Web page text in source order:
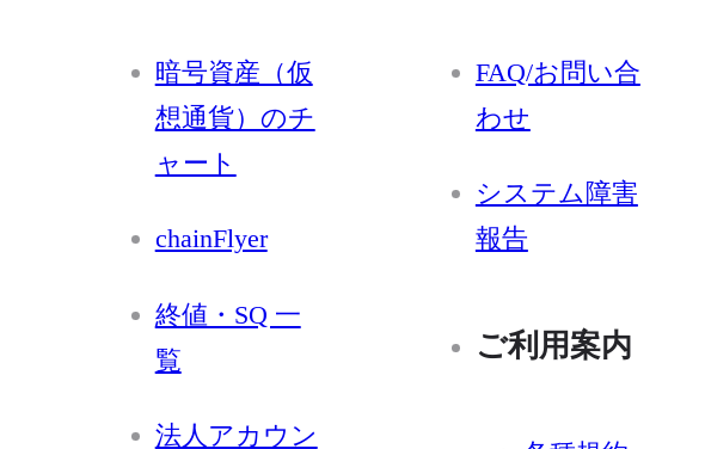
暗号資産（仮
想通貨）のチ
ャート
chainFlyer
終値・SQ 一
覧
法人アカウン
FAQ/お問い合
わせ
システム障害
報告
ご利用案内